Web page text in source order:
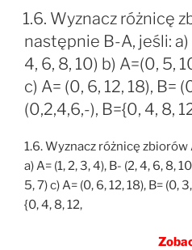
1.6. Wyznacz różnicę
następnie B-A, jeśli: a)
4, 6, 8, 10) b) A=(0, 5,
c) A= (0, 6, 12, 18), B=
(0,2,4,6,-), B={0, 4, 8,
1.6. Wyznacz różnicę
a) A= (1, 2, 3, 4), B- (2, 4, 6, 8,
5, 7) c) A= (0, 6, 12, 18), B= (0,
{0, 4, 8, 12,